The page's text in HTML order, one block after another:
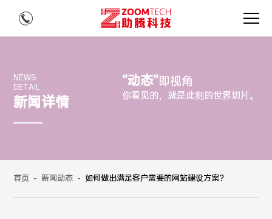
NEWS
DETAIL
新闻详情
“动态”即视角
你看见的，就是此刻的世界切片。
首页 - 新闻动态 - 如何做出满足客户需要的网站建设方案？